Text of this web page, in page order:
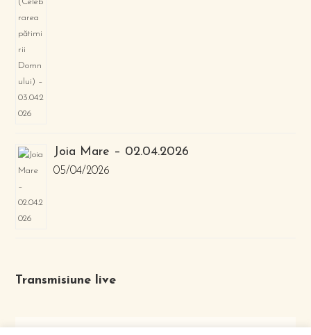
Joia Mare – 02.04.2026
05/04/2026
Transmisiune live